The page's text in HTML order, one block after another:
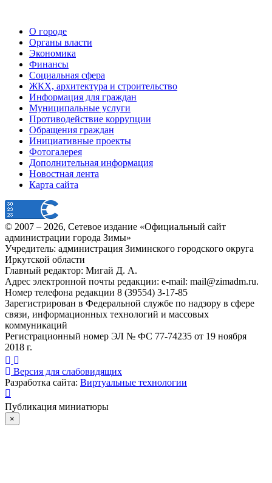
О городе
Органы власти
Экономика
Финансы
Социальная сфера
ЖКХ, архитектура и строительство
Информация для граждан
Муниципальные услуги
Противодействие коррупции
Обращения граждан
Инициативные проекты
Фотогалерея
Дополнительная информация
Новостная лента
Карта сайта
© 2007 – 2026, Сетевое издание «Официальный сайт
администрации города Зимы»
Учредитель: администрация Зиминского городского округа
Иркутской области
Главный редактор: Мигай Д. А.
Адрес электронной почты редакции: e-mail: mail@zimadm.ru.
Номер телефона редакции 8 (39554) 3-17-85
Зарегистрирован в Федеральной службе по надзору в сфере
связи, информационных технологий и массовых
коммуникаций
Регистрационный номер ЭЛ № ФС 77-74235 от 19 ноября
2018 г.
Версия для слабовидящих
Разработка сайта: Виртуальные технологии
Публикация миниатюры
×